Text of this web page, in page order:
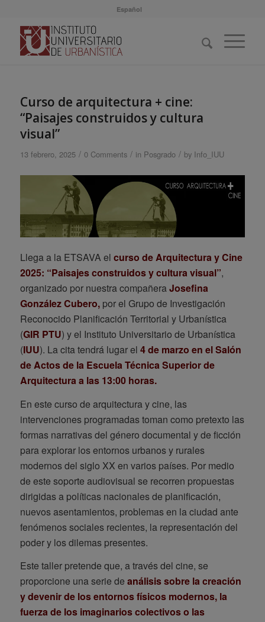
Español
Curso de arquitectura + cine:
“Paisajes construidos y cultura
visual”
13 febrero, 2025 / 0 Comments / in Posgrado / by Info_IUU
Llega a la ETSAVA el curso de Arquitectura y Cine
2025: “Paisajes construidos y cultura visual”,
organizado por nuestra compañeraJosefina
González Cubero,por el Grupo de Investigación
Reconocido Planificación Territorial y Urbanística
(GIR PTU) y el Instituto Universitario de Urbanística
(IUU). La cita tendrá lugar el 4 de marzo en el Salón
de Actos de la Escuela Técnica Superior de
Arquitectura a las 13:00 horas.
En este curso de arquitectura y cine, las
intervenciones programadas toman como pretexto las
formas narrativas del género documental y de ficción
para explorar los entornos urbanos y rurales
modernos del siglo XX en varios países. Por medio
de este soporte audiovisual se recorren propuestas
dirigidas a políticas nacionales de planificación,
nuevos asentamientos, problemas en la ciudad ante
fenómenos sociales recientes, la representación del
poder y los dilemas presentes.
Este taller pretende que, a través del cine, se
proporcione una serie de análisis sobre la creación
y devenir de los entornos físicos modernos, la
fuerza de los imaginarios colectivos o las